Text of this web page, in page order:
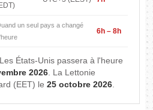
un seul pays a changé
6h – 8h
États-Unis passera à l'heure
2026. La Lettonie
(EET) le25 octobre 2026.